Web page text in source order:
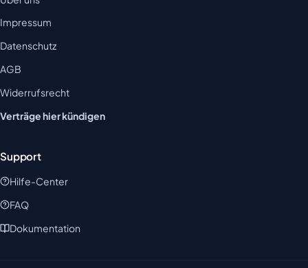
Impressum
Datenschutz
AGB
Widerrufsrecht
Verträge hier kündigen
Support
Hilfe-Center
FAQ
Dokumentation